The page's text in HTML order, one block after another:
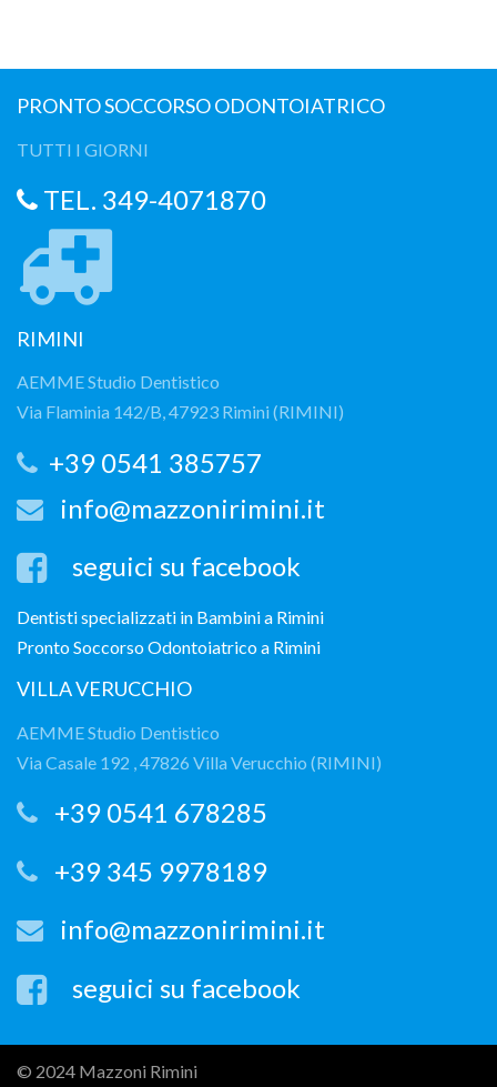
PRONTO SOCCORSO ODONTOIATRICO
TUTTI I GIORNI
TEL. 349-4071870
RIMINI
AEMME Studio Dentistico
Via Flaminia 142/B, 47923 Rimini (RIMINI)
+39 0541 385757
info@mazzonirimini.it
seguici su facebook
Dentisti specializzati in Bambini a Rimini
Pronto Soccorso Odontoiatrico a Rimini
VILLA VERUCCHIO
AEMME Studio Dentistico
Via Casale 192 , 47826 Villa Verucchio (RIMINI)
+39 0541 678285
+39 345 9978189
info@mazzonirimini.it
seguici su facebook
© 2024 Mazzoni Rimini